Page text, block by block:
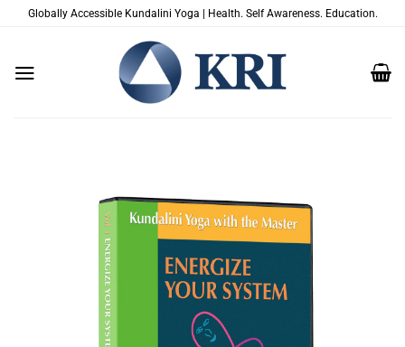
Globally Accessible Kundalini Yoga | Health. Self Awareness. Education.